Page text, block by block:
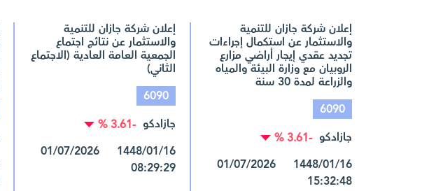
إعلان شركة جازان للتنمية
والاستثمار عن استكمال إجراءات
تجديد عقدي إيجار أراضي مزارع
الروبيان مع وزارة البيئة والمياه
والزراعة لمدة 30 سنة
6090
جازادكو -3.61 %
1448/01/16 01/07/2026
15:32:48
إعلان شركة جازان للتنمية
والاستثمار عن نتائج اجتماع
الجمعية العامة العادية (الاجتماع
الثاني)
6090
جازادكو -3.61 %
1448/01/16 01/07/2026
08:29:29